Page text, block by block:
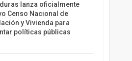
lanza oficialmente
Censo Nacional de
y Vivienda para
políticas públicas